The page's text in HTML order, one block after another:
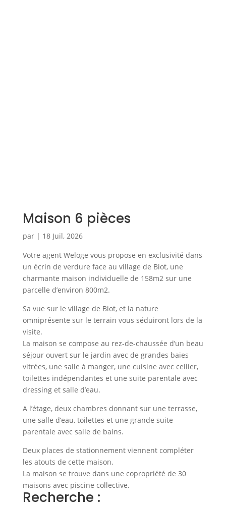
Maison 6 pièces
par | 18 Juil, 2026
Votre agent Weloge vous propose en exclusivité dans
un écrin de verdure face au village de Biot, une
charmante maison individuelle de 158m2 sur une
parcelle d’environ 800m2.
Sa vue sur le village de Biot, et la nature
omniprésente sur le terrain vous séduiront lors de la
visite.
La maison se compose au rez-de-chaussée d’un beau
séjour ouvert sur le jardin avec de grandes baies
vitrées, une salle à manger, une cuisine avec cellier,
toilettes indépendantes et une suite parentale avec
dressing et salle d’eau.
A l’étage, deux chambres donnant sur une terrasse,
une salle d’eau, toilettes et une grande suite
parentale avec salle de bains.
Deux places de stationnement viennent compléter
les atouts de cette maison.
La maison se trouve dans une copropriété de 30
maisons avec piscine collective.
Recherche :